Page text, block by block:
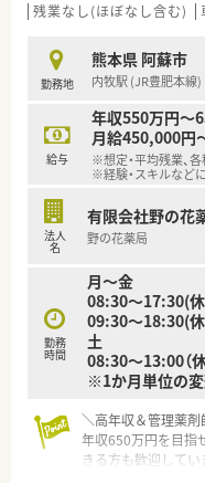
残業なし(ほぼなし含む)
勤務地
熊本県 阿蘇市
内牧駅 (JR豊肥本線)
給与
年収550万円～
月給450,000円
※想定・平均残業、
※経験・スキルなど
法人
名
有限会社野の花
野の花薬局
勤務
時間
月～金
08:30～17:30(休
09:30～18:30(
土
08:30～13:00（
※1か月単位の変
＼高年収＆管理薬剤
年収650万円を目指
きる方も歓迎して